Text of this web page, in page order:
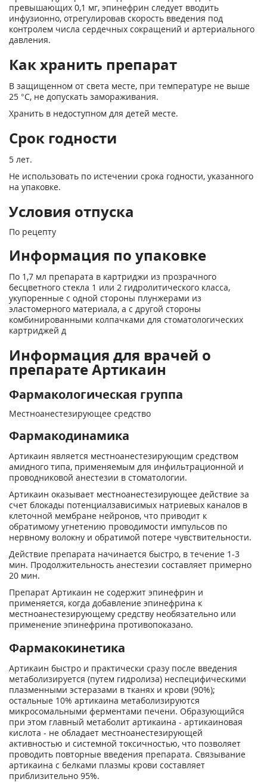
превышающих 0,1 мг, эпинефрин следует вводить
инфузионно, отрегулировав скорость введения под
контролем числа сердечных сокращений и артериального
давления.
Как хранить препарат
В защищенном от света месте, при температуре не выше
25 °С, не допускать замораживания.
Хранить в недоступном для детей месте.
Срок годности
5 лет.
Не использовать по истечении срока годности, указанного
на упаковке.
Условия отпуска
По рецепту
Информация по упаковке
По 1,7 мл препарата в картриджи из прозрачного
бесцветного стекла 1 или 2 гидролитического класса,
укупоренные с одной стороны плунжерами из
эластомерного материала, а с другой стороны
комбинированными колпачками для стоматологических
картриджей д
Информация для врачей о
препарате Артикаин
Фармакологическая группа
Местноанестезирующее средство
Фармакодинамика
Артикаин является местноанестезирующим средством
амидного типа, применяемым для инфильтрационной и
проводниковой анестезии в стоматологии.
Артикаин оказывает местноанестезирующее действие за
счет блокады потенциалзависимых натриевых каналов в
клеточной мембране нейронов, что приводит к
обратимому угнетению проводимости импульсов по
нервному волокну и обратимой потере чувствительности.
Действие препарата начинается быстро, в течение 1-3
мин. Продолжительность анестезии составляет примерно
20 мин.
Препарат Артикаин не содержит эпинефрин и
применяется, когда добавление эпинефрина к
местноанестезирующему средству необязательно или
применение эпинефрина противопоказано.
Фармакокинетика
Артикаин быстро и практически сразу после введения
метаболизируется (путем гидролиза) неспецифическими
плазменными эстеразами в тканях и крови (90%);
остальные 10% артикаина метаболизируются
микросомальными ферментами печени. Образующийся
при этом главный метаболит артикаина - артикаиновая
кислота - не обладает местноанестезирующей
активностью и системной токсичностью, что позволяет
проводить повторные введения препарата. Связывание
артикаина с белками плазмы крови составляет
приблизительно 95%.